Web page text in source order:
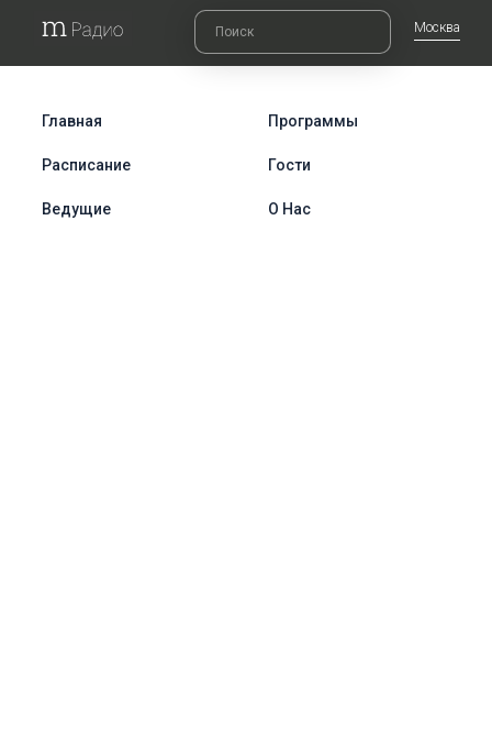
Москва
Главная Программы
Расписание Гости
Ведущие О Нас